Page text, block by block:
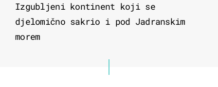
Izgubljeni kontinent koji se
djelomično sakrio i pod Jadranskim
morem